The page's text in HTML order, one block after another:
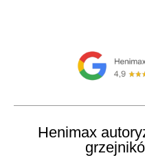
Henimax